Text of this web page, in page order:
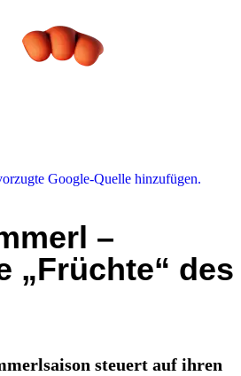
Google-Quelle hinzufügen.
–
„Früchte“ des
steuert auf ihren